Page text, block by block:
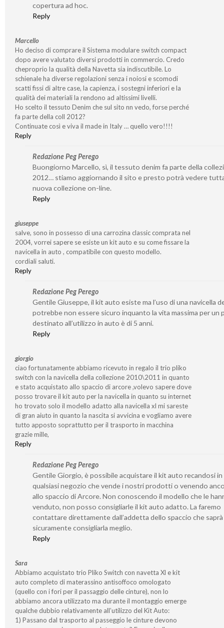
copertura ad hoc.
Reply
Marcello
Ho deciso di comprare il Sistema modulare switch compact
dopo avere valutato diversi prodotti in commercio. Credo
cheproprio la qualità della Navetta sia indiscutibile. Lo
schienale ha diverse regolazioni senza i noiosi e scomodi
scatti fissi di altre case, la capienza, i sostegni inferiori e la
qualità dei materiali la rendono ad altissimi livelli.
Ho scelto il tessuto Denim che sul sito nn vedo, forse perché
fa parte della coll 2012?
Continuate così e viva il made in Italy … quello vero!!!!
Reply
Redazione Peg Perego
Buongiorno Marcello, sì, il tessuto denim fa parte della
2012… stiamo aggiornando il sito e presto potrà vedere
nuova collezione on-line.
Reply
giuseppe
salve, sono in possesso di una carrozina classic comprata nel
2004, vorrei sapere se esiste un kit auto e su come fissare la
navicella in auto , compatibile con questo modello.
cordiali saluti.
Reply
Redazione Peg Perego
Gentile Giuseppe, il kit auto esiste ma l’uso di una navicella
potrebbe non essere sicuro inquanto la vita massima per
destinato all’utilizzo in auto è di 5 anni.
Reply
giorgio
ciao fortunatamente abbiamo ricevuto in regalo il trio pliko
switch con la navicella della collezione 2010\2011 in quanto
e stato acquistato allo spaccio di arcore ,volevo sapere dove
posso trovare il kit auto per la navicella in quanto su internet
ho trovato solo il modello adatto alla navicella xl mi sareste
di gran aiuto in quanto la nascita si avvicina e vogliamo avere
tutto apposto soprattutto per il trasporto in macchina
grazie mille,
Reply
Redazione Peg Perego
Gentile Giorgio, è possibile acquistare il kit auto recandosi in
qualsiasi negozio che vende i nostri prodotti o venendo
allo spaccio di Arcore. Non conoscendo il modello che le
venduto, non posso consigliarle il kit auto adatto. La faremo
contattare direttamente dall’addetta dello spaccio che saprà
sicuramente consigliarla meglio.
Reply
Sara
Abbiamo acquistato trio Pliko Switch con navetta Xl e kit
auto completo di materassino antisoffoco omologato
(quello con i fori per il passaggio delle cinture), non lo
abbiamo ancora utilizzato ma durante il montaggio emerge
qualche dubbio relativamente all’utilizzo del Kit Auto:
1) Passano dal trasporto al passeggio le cinture devono